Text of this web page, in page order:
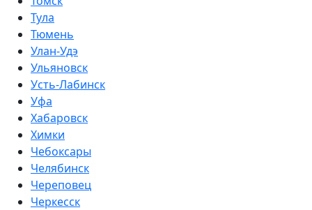
Тула
Тюмень
Улан-Удэ
Ульяновск
Усть-Лабинск
Уфа
Хабаровск
Химки
Чебоксары
Челябинск
Череповец
Черкесск